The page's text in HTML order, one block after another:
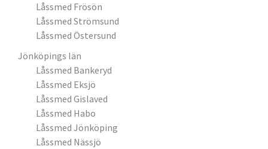
Låssmed Frösön
Låssmed Strömsund
Låssmed Östersund
Jönköpings län
Låssmed Bankeryd
Låssmed Eksjö
Låssmed Gislaved
Låssmed Habo
Låssmed Jönköping
Låssmed Nässjö